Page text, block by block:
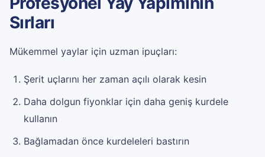
Sırları
Mükemmel yaylar için uzman ipuçları:
Şerit uçlarını her zaman açılı olarak kesin
Daha dolgun fiyonklar için daha geniş kurdele
kullanın
Bağlamadan önce kurdeleleri bastırın